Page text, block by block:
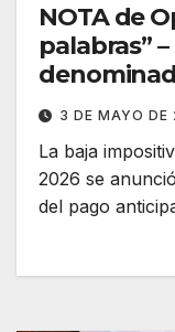
NOTA de
palabras”
3 DE MAYO DE
La baja
2026 se
del pago